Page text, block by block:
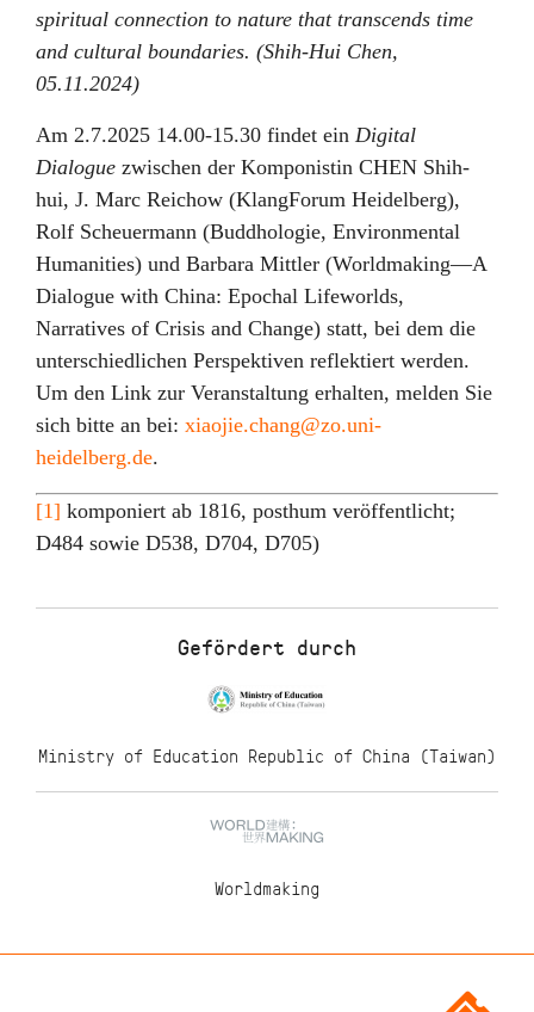
spiritual connection to nature that transcends time
and cultural boundaries. (Shih-Hui Chen,
05.11.2024)
Am 2.7.2025 14.00-15.30 findet ein Digital
Dialogue zwischen der Komponistin CHEN Shih-
hui, J. Marc Reichow (KlangForum Heidelberg),
Rolf Scheuermann (Buddhologie, Environmental
Humanities) und Barbara Mittler (Worldmaking—A
Dialogue with China: Epochal Lifeworlds,
Narratives of Crisis and Change) statt, bei dem die
unterschiedlichen Perspektiven reflektiert werden.
Um den Link zur Veranstaltung erhalten, melden Sie
sich bitte an bei: xiaojie.chang@zo.uni-
heidelberg.de.
[1] komponiert ab 1816, posthum veröffentlicht;
D484 sowie D538, D704, D705)
Gefördert durch
Ministry of Education Republic of China (Taiwan)
Worldmaking